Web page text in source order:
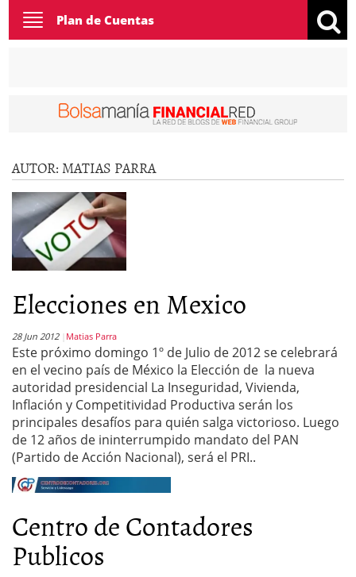
Toggle
navigation
Plan de Cuentas
AUTOR: MATIAS PARRA
Elecciones en Mexico
28 Jun 2012 Matias Parra
Este próximo domingo 1º de Julio de 2012 se celebrará
en el vecino país de México la Elección de la nueva
autoridad presidencial La Inseguridad, Vivienda,
Inflación y Competitividad Productiva serán los
principales desafíos para quién salga victorioso. Luego
de 12 años de ininterrumpido mandato del PAN
(Partido de Acción Nacional), será el PRI..
Centro de Contadores
Publicos